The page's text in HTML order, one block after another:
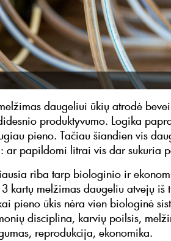
daugeliui ūkių atrodė
produktyvumo. Logika
pieno. Tačiau šiandien vis
ar papildomi litrai vis dar sukuria
riba tarp biologinio ir
kartų melžimas daugeliu atvejų iš
pieno ūkis nėra vien biologinė
disciplina, karvių poilsis,
reprodukcija, ekonomika.